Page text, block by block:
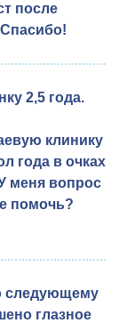
после
2,5 года.
клинику
года в очках
меня вопрос
помочь?
следующему
глазное